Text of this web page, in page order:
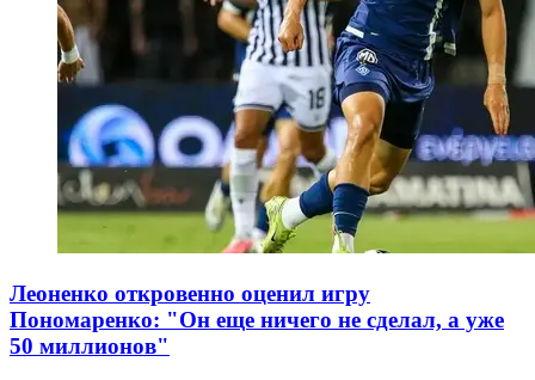
Леоненко откровенно оценил игру
Пономаренко: "Он еще ничего не сделал, а уже
50 миллионов"